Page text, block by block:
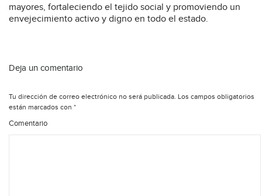
mayores, fortaleciendo el tejido social y promoviendo un
envejecimiento activo y digno en todo el estado.
Deja un comentario
Tu dirección de correo electrónico no será publicada. Los campos obligatorios
están marcados con *
Comentario